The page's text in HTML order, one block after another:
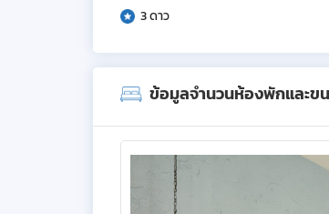
3 ดาว
ข้อมูลจำนวนห้องพักและข